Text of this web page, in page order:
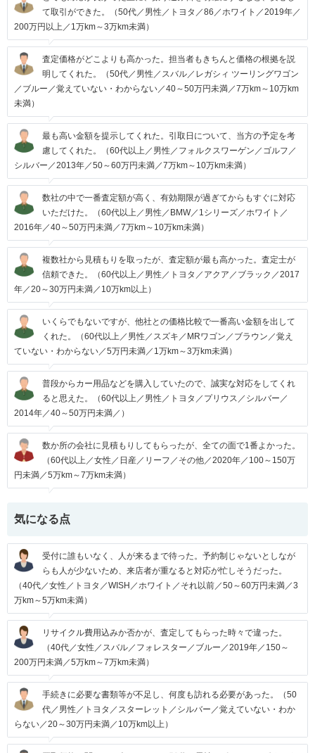
て取引ができた。（50代／男性／トヨタ／86／ホワイト／2019年／
200万円以上／1万km～3万km未満）
査定価格がどこよりも高かった。担当者もきちんと価格の根拠を説
明してくれた。（50代／男性／スバル／レガシィ ツーリングワゴン
／ブルー／覚えていない・わからない／40～50万円未満／7万km～10万km
未満）
最も高い金額を提示してくれた。引取日について、当方の予定を考
慮してくれた。（60代以上／男性／フォルクスワーゲン／ゴルフ／
シルバー／2013年／50～60万円未満／7万km～10万km未満）
数社の中で一番査定額が高く、有効期限が過ぎてからもすぐに対応
いただけた。（60代以上／男性／BMW／1シリーズ／ホワイト／
2016年／40～50万円未満／7万km～10万km未満）
複数社から見積もりを取ったが、査定額が最も高かった。査定士が
信頼できた。（60代以上／男性／トヨタ／アクア／ブラック／2017
年／20～30万円未満／10万km以上）
いくらでもないですが、他社との価格比較で一番高い金額を出して
くれた。（60代以上／男性／スズキ／MRワゴン／ブラウン／覚え
ていない・わからない／5万円未満／1万km～3万km未満）
普段からカー用品などを購入していたので、誠実な対応をしてくれ
ると思えた。（60代以上／男性／トヨタ／プリウス／シルバー／
2014年／40～50万円未満／）
数か所の会社に見積もりしてもらったが、全ての面で1番よかった。
（60代以上／女性／日産／リーフ／その他／2020年／100～150万
円未満／5万km～7万km未満）
気になる点
受付に誰もいなく、人が来るまで待った。予約制じゃないとしなが
らも人が少ないため、来店者が重なると対応が忙しそうだった。
（40代／女性／トヨタ／WISH／ホワイト／それ以前／50～60万円未満／3
万km～5万km未満）
リサイクル費用込みか否かが、査定してもらった時々で違った。
（40代／女性／スバル／フォレスター／ブルー／2019年／150～
200万円未満／5万km～7万km未満）
手続きに必要な書類等が不足し、何度も訪れる必要があった。（50
代／男性／トヨタ／スターレット／シルバー／覚えていない・わか
らない／20～30万円未満／10万km以上）